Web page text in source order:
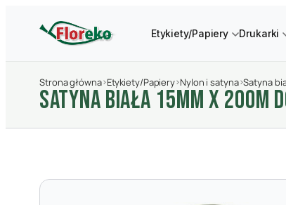
Etykiety/Papiery Drukarki
Strona główna›Etykiety/Papiery›Nylon i satyna›Satyna
SATYNA BIAłA 15MM X 200M